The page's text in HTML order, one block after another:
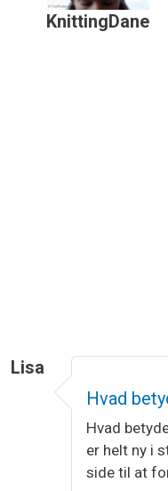
KnittingDane
Lisa
Hvad
Hvad
er helt ny i
side til at